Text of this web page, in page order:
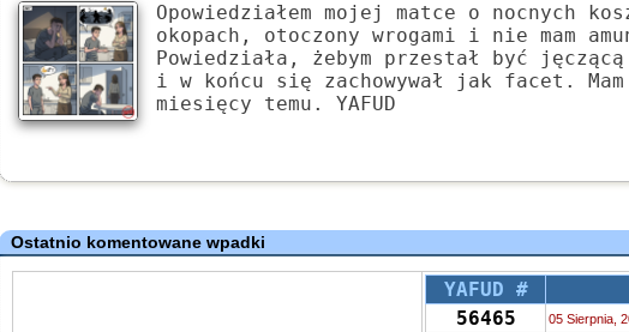
Opowiedziałem mojej matce o nocnych
okopach, otoczony wrogami i nie mam
Powiedziała, żebym przestał być
i w końcu się zachowywał jak facet.
miesięcy temu. YAFUD
Ostatnio komentowane wpadki
YAFUD #
56465
05 Sierpnia,